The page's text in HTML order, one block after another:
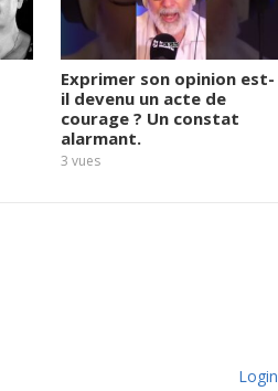
a
n
u
Exprimer son opinion est-
il devenu un acte de
courage ? Un constat
alarmant.
3 vues
Login